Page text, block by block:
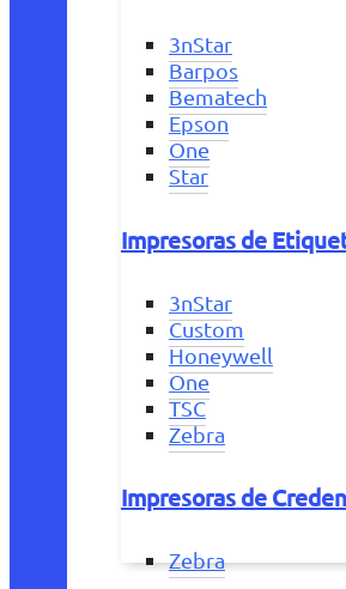
3nStar
Barpos
Bematech
Epson
One
Star
Impresoras de
3nStar
Custom
Honeywell
One
TSC
Zebra
Impresoras de
Zebra